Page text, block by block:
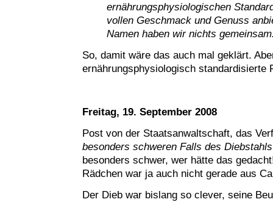
ernährungsphysiologischen
vollen Geschmack und Genuss
Namen haben wir nichts
So, damit wäre das auch mal geklärt.
ernährungsphysiologisch standardisierte
Freitag, 19. September 2008
Post von der Staatsanwaltschaft, das
besonders schweren Falls des Diebstahls
besonders schwer, wer hätte das
Rädchen war ja auch nicht gerade aus
Der Dieb war bislang so clever, seine